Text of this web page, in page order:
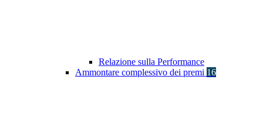
Relazione sulla Performance
Ammontare complessivo dei premi 16